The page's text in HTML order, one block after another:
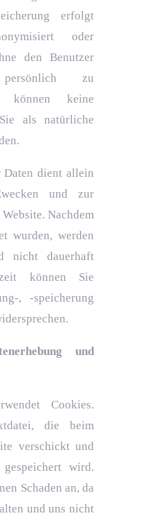
erfolgt
oder
den Benutzer
zu
können keine
als natürliche
Daten dient allein
und zur
Nachdem
wurden, werden
nicht dauerhaft
können Sie
, -speicherung
und
Cookies.
die beim
verschickt und
wird.
Schaden an, da
und uns nicht